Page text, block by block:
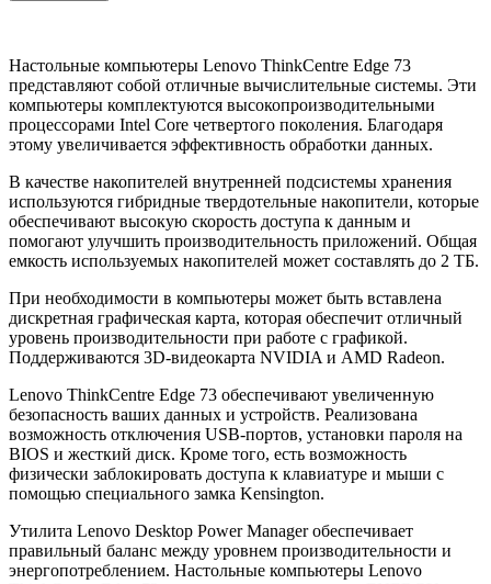
Настольные компьютеры Lenovo ThinkCentre Edge 73
представляют собой отличные вычислительные системы. Эти
компьютеры комплектуются высокопроизводительными
процессорами Intel Core четвертого поколения. Благодаря
этому увеличивается эффективность обработки данных.
В качестве накопителей внутренней подсистемы хранения
используются гибридные твердотельные накопители, которые
обеспечивают высокую скорость доступа к данным и
помогают улучшить производительность приложений. Общая
емкость используемых накопителей может составлять до 2 ТБ.
При необходимости в компьютеры может быть вставлена
дискретная графическая карта, которая обеспечит отличный
уровень производительности при работе с графикой.
Поддерживаются 3D-видеокарта NVIDIA и AMD Radeon.
Lenovo ThinkCentre Edge 73 обеспечивают увеличенную
безопасность ваших данных и устройств. Реализована
возможность отключения USB-портов, установки пароля на
BIOS и жесткий диск. Кроме того, есть возможность
физически заблокировать доступа к клавиатуре и мыши с
помощью специального замка Kensington.
Утилита Lenovo Desktop Power Manager обеспечивает
правильный баланс между уровнем производительности и
энергопотреблением. Настольные компьютеры Lenovo